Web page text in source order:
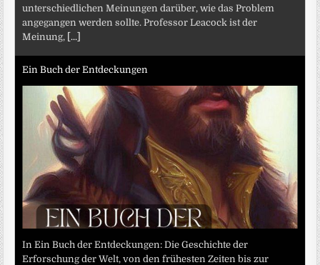
unterschiedlichen Meinungen darüber, wie das Problem
angegangen werden sollte. Professor Leacock ist der
Meinung,
[...]
Ein Buch der Entdeckungen
In Ein Buch der Entdeckungen: Die Geschichte der
Erforschung der Welt, von den frühesten Zeiten bis zur